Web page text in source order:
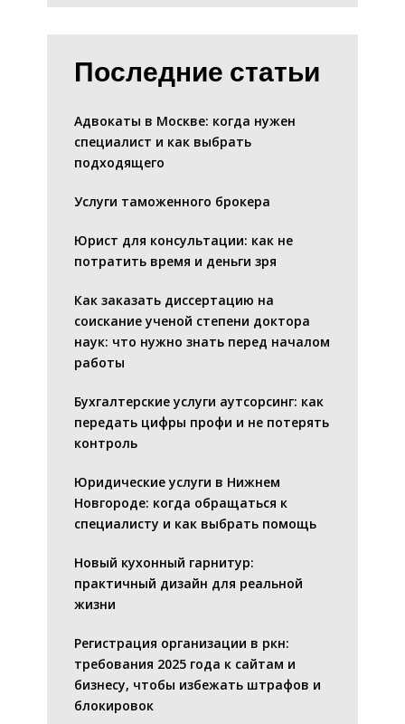
Последние статьи
Адвокаты в Москве: когда нужен
специалист и как выбрать
подходящего
Услуги таможенного брокера
Юрист для консультации: как не
потратить время и деньги зря
Как заказать диссертацию на
соискание ученой степени доктора
наук: что нужно знать перед началом
работы
Бухгалтерские услуги аутсорсинг: как
передать цифры профи и не потерять
контроль
Юридические услуги в Нижнем
Новгороде: когда обращаться к
специалисту и как выбрать помощь
Новый кухонный гарнитур:
практичный дизайн для реальной
жизни
Регистрация организации в ркн:
требования 2025 года к сайтам и
бизнесу, чтобы избежать штрафов и
блокировок